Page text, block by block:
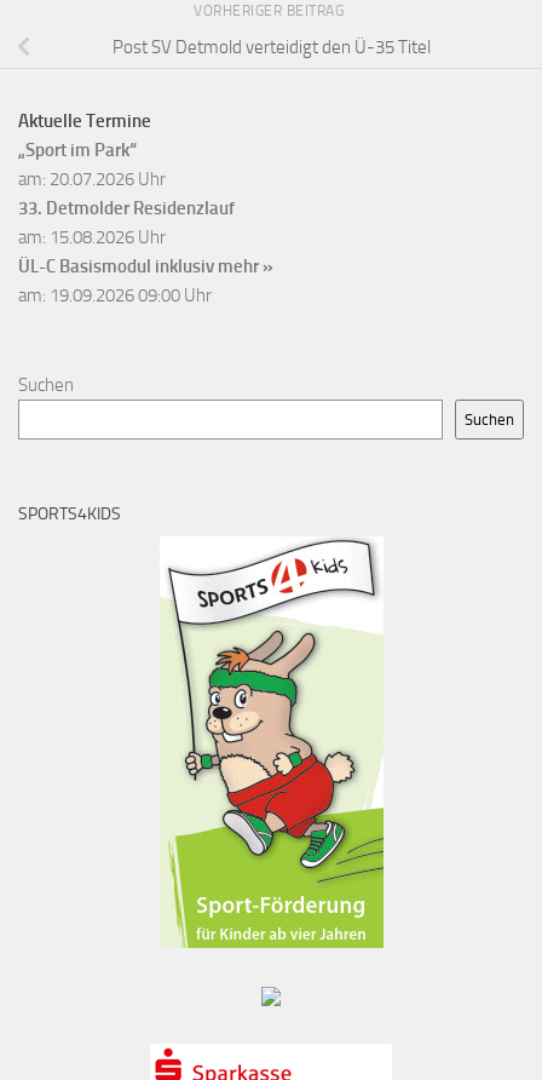
VORHERIGER BEITRAG
Post SV Detmold verteidigt den Ü-35 Titel
Aktuelle Termine
„Sport im Park“
am: 20.07.2026 Uhr
33. Detmolder Residenzlauf
am: 15.08.2026 Uhr
ÜL-C Basismodul inklusiv mehr »
am: 19.09.2026 09:00 Uhr
Suchen
Suchen
SPORTS4KIDS